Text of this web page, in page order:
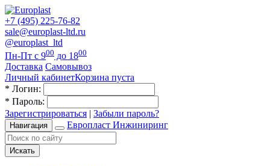
+7 (495) 225-76-82
sale@europlast-ltd.ru
@europlast_ltd
Пн-Пт с 900 до 1800
Доставка Самовывоз
Личный кабинетКорзина пуста
* Логин:
* Пароль:
Зарегистрироваться | Забыли пароль?
Навигация Европласт Инжиниринг
Искать